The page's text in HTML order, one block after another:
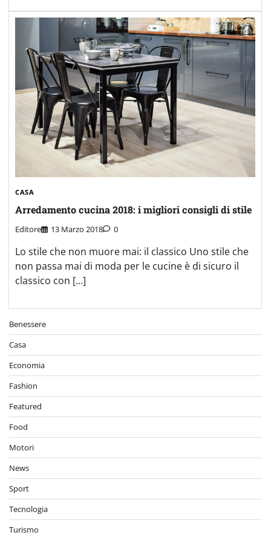
CASA
Arredamento cucina 2018: i migliori consigli di stile
Editore 13 Marzo 2018 0
Lo stile che non muore mai: il classico Uno stile che
non passa mai di moda per le cucine è di sicuro il
classico con […]
Benessere
Casa
Economia
Fashion
Featured
Food
Motori
News
Sport
Tecnologia
Turismo